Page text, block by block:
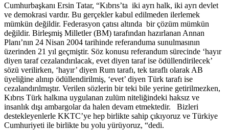
Cumhurbaşkanı Ersin Tatar, “Kıbrıs’ta iki ayrı halk, iki ayrı devlet
ve demokrasi vardır. Bu gerçekler kabul edilmeden ilerlemek
mümkün değildir. Federasyon çatısı altında bir çözüm mümkün
değildir. Birleşmiş Milletler (BM) tarafından hazırlanan Annan
Planı’nın 24 Nisan 2004 tarihinde referanduma sunulmasının
üzerinden 21 yıl geçmiştir. Söz konusu referandum sürecinde ‘hayır
diyen taraf cezalandırılacak, evet diyen taraf ise ödüllendirilecek’
sözü verilirken, ‘hayır’ diyen Rum tarafı, tek taraflı olarak AB
üyeliğine alınıp ödüllendirilmiş, ‘evet’ diyen Türk tarafı ise
cezalandırılmıştır. Verilen sözlerin bir teki bile yerine getirilmezken,
Kıbrıs Türk halkına uygulanan zulüm niteliğindeki haksız ve
insanlık dışı ambargolar da halen devam etmektedir. Bizleri
destekleyenlerle KKTC’ye hep birlikte sahip çıkıyoruz ve Türkiye
Cumhuriyeti ile birlikte bu yolu yürüyoruz, “dedi.